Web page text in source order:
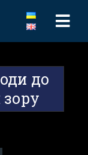
до
зору